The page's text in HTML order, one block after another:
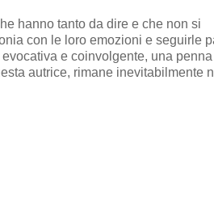
hanno tanto da dire e che non si
con le loro emozioni e seguirle
e coinvolgente, una penna
autrice, rimane inevitabilmente